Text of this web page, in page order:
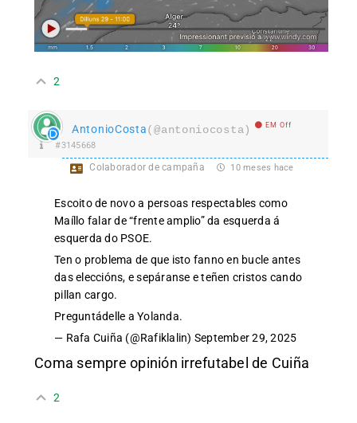
2
AntonioCosta(@antoniocosta) EM Off
#3145668
Colaborador de campaña 10 meses hace
Escoito de novo a persoas respectables como
Maíllo falar de “frente amplio” da esquerda á
esquerda do PSOE.
Ten o problema de que isto fanno en bucle antes
das eleccións, e sepáranse e teñen cristos cando
pillan cargo.
Preguntádelle a Yolanda.
— Rafa Cuiña (@Rafiklalin) September 29, 2025
Coma sempre opinión irrefutabel de Cuiña
2